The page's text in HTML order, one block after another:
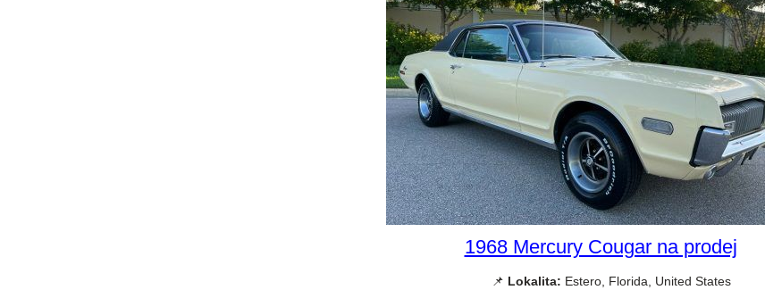
1968 Mercury Cougar na prodej
📌 Lokalita: Estero, Florida, United States